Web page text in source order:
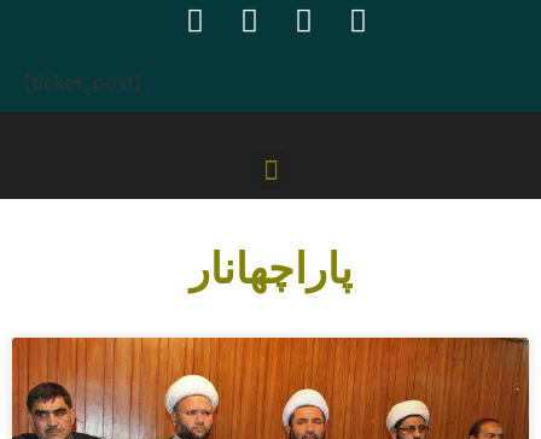
[ticker_post]
پاراچھانار